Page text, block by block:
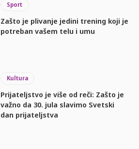
Sport
Zašto je plivanje jedini trening koji je
potreban vašem telu i umu
Kultura
Prijateljstvo je više od reči: Zašto je
važno da 30. jula slavimo Svetski
dan prijateljstva